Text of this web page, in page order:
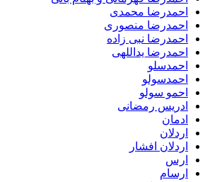
احمدرضا محمدی
احمدرضا منصوری
احمدرضا نبی زاده
احمدرضا یداللهی
احمدسلو
احمدسولو
احمو سولو
ادریس رمضانی
ادمان
اردلان
اردلان افشار
ارس
ارسام